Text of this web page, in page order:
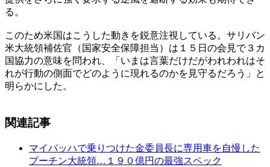
る。
このため米国はこうした動きを鋭意注視している。サリバン
米大統領補佐官（国家安全保障担当）は１５日の会見で３カ
国協力の意味を問われ、「いまは言葉だけだがわれわれはそ
れが行動の側面でどのように現れるのかを見守るだろう」と
明らかにした。
関連記事
マイバッハで乗りつけた金委員長に専用車を自慢した
プーチン大統領…１９０億円の最強スペック